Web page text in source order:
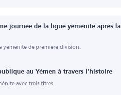
journée de la ligue yéménite après la
yéménite de première division.
au Yémen à travers l'histoire
avec trois titres.